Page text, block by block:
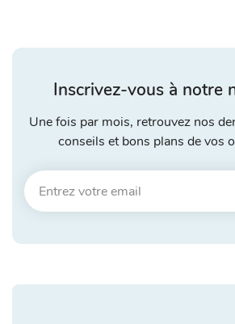
Inscrivez-vous à notre
Une fois par mois, retrouvez nos
conseils et bons plans de vos